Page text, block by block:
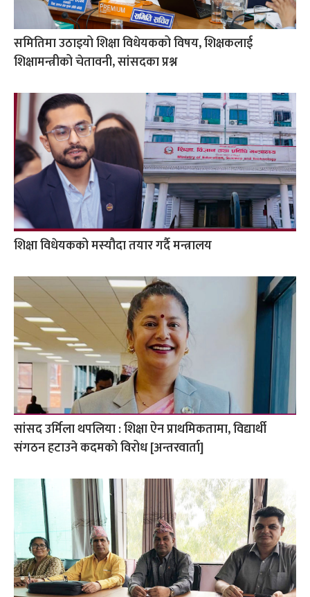
समितिमा उठाइयो शिक्षा विधेयकको विषय, शिक्षकलाई
शिक्षामन्त्रीको चेतावनी, सांसदका प्रश्न
शिक्षा विधेयकको मस्यौदा तयार गर्दै मन्त्रालय
सांसद उर्मिला थपलिया : शिक्षा ऐन प्राथमिकतामा, विद्यार्थी
संगठन हटाउने कदमको विरोध [अन्तरवार्ता]